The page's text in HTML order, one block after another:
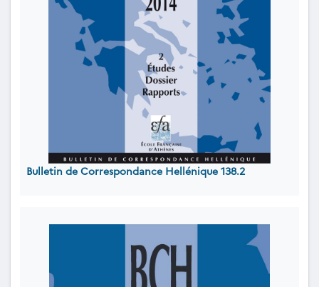
Bulletin de Correspondance Hellénique 138.2